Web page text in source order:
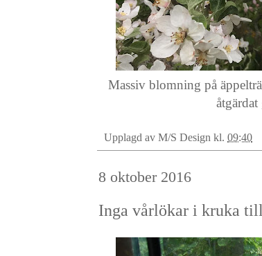
Massiv blomning på
Upplagd av M/S Design kl. 09:40
8 oktober 2016
Inga vårlökar i kruka